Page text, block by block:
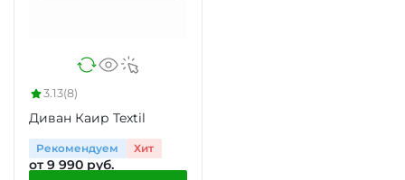
3.13(8)
Диван Каир Textil
Рекомендуем Хит
от 9 990 руб.